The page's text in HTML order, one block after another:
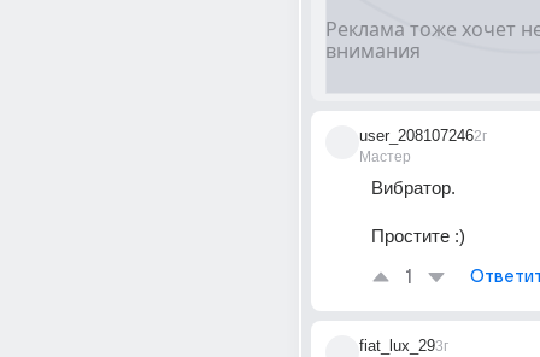
user_208107246
Мастер
2г
Вибратор.
Простите :)
1
fiat_lux_293г